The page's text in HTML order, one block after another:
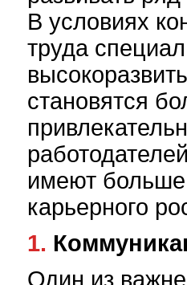
В условиях
труда
становятся
имеют
карьерного
1.
Один из